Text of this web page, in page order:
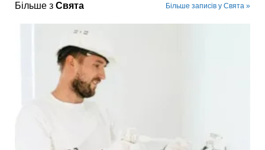
Більше з Свята Більше записів у Свята »